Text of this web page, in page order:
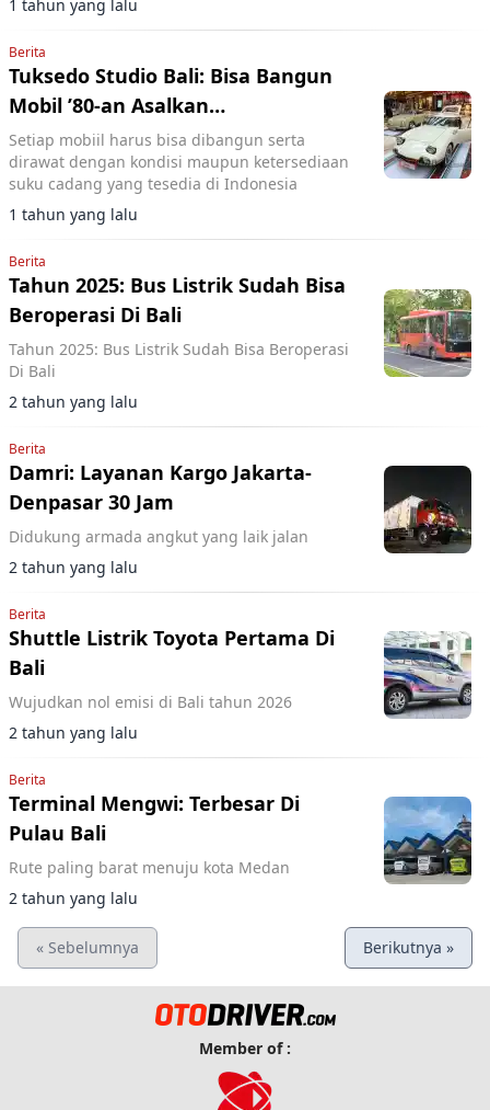
1 tahun yang lalu
Berita
Tuksedo Studio Bali: Bisa Bangun
Mobil ’80-an Asalkan…
Setiap mobiil harus bisa dibangun serta
dirawat dengan kondisi maupun ketersediaan
suku cadang yang tesedia di Indonesia
1 tahun yang lalu
Berita
Tahun 2025: Bus Listrik Sudah Bisa
Beroperasi Di Bali
Tahun 2025: Bus Listrik Sudah Bisa Beroperasi
Di Bali
2 tahun yang lalu
Berita
Damri: Layanan Kargo Jakarta-
Denpasar 30 Jam
Didukung armada angkut yang laik jalan
2 tahun yang lalu
Berita
Shuttle Listrik Toyota Pertama Di
Bali
Wujudkan nol emisi di Bali tahun 2026
2 tahun yang lalu
Berita
Terminal Mengwi: Terbesar Di
Pulau Bali
Rute paling barat menuju kota Medan
2 tahun yang lalu
« Sebelumnya Berikutnya »
Member of :